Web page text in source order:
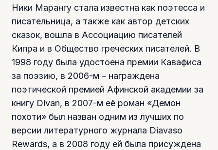
Ники Марангу стала известна как поэтесса и
писательница, а также как автор детских
сказок, вошла в Ассоциацию писателей
Кипра и в Общество греческих писателей. В
1998 году была удостоена премии Кавафиса
за поэзию, в 2006-м – награждена
поэтической премией Афинской академии за
книгу Divan, в 2007-м её роман «Демон
похоти» был назван одним из лучших по
версии литературного журнала Diavaso
Rewards, а в 2008 году ей была присуждена